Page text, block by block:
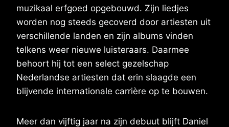
muzikaal erfgoed opgebouwd. Zijn liedjes
worden nog steeds gecoverd door artiesten uit
verschillende landen en zijn albums vinden
telkens weer nieuwe luisteraars. Daarmee
behoort hij tot een select gezelschap
Nederlandse artiesten dat erin slaagde een
blijvende internationale carrière op te bouwen.
Meer dan vijftig jaar na zijn debuut blijft Daniel